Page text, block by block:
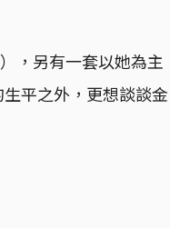
，另有一套以她為主
平之外，更想談談金